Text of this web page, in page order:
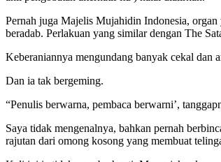
Pernah juga Majelis Mujahidin Indonesia,
beradab. Perlakuan yang similar dengan The
Keberaniannya mengundang banyak cekal dan
Dan ia tak bergeming.
“Penulis berwarna, pembaca berwarni’,
Saya tidak mengenalnya, bahkan pernah
rajutan dari omong kosong yang membuat